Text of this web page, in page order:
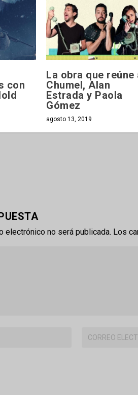
con
La obra que reúne
Chumel, Alan
Estrada y Paola
Gómez
agosto 13, 2019
electrónico no será publicada. Los